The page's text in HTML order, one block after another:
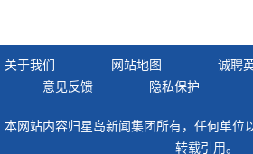
关于我们 网站地图 诚聘
意见反馈
隐私保护
本网站内容归星岛新闻集团所有，任何单位
转载引用。